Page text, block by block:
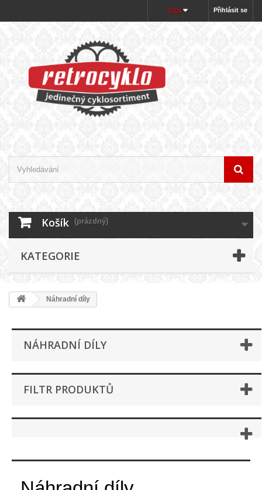
Přihlásit se
CZK
Košík (prázdný)
KATEGORIE
Náhradní díly
NÁHRADNÍ DÍLY
FILTR PRODUKTŮ